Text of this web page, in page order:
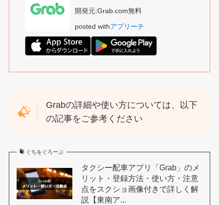
開発元:Grab.com無料
posted withアプリーチ
Grabの詳細や使い方については、以下
の記事をご参考ください
ぐちをぐろーぶ
タクシー配車アプリ「Grab」のメ
リット・登録方法・使い方・注意
点をスクショ画像付きで詳しく解
説【東南ア...